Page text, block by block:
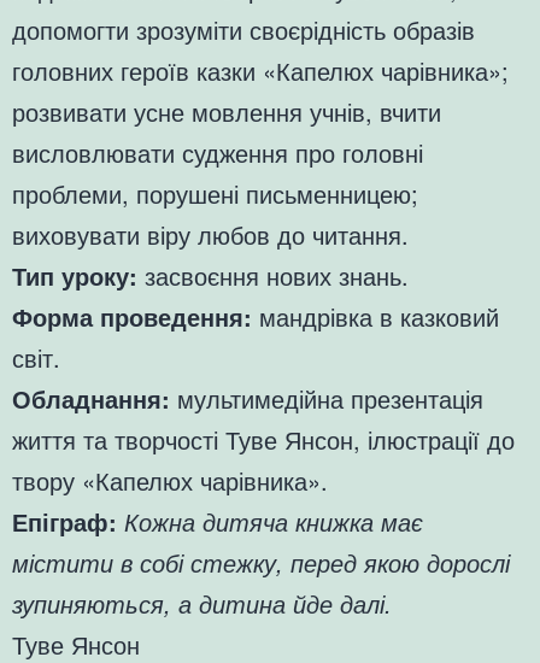
допомогти зрозуміти своєрідність образів
головних героїв казки «Капелюх чарівника»;
розвивати усне мовлення учнів, вчити
висловлювати судження про головні
проблеми, порушені письменницею;
виховувати віру любов до читання.
Тип уроку: засвоєння нових знань.
Форма проведення: мандрівка в казковий
світ.
Обладнання: мультимедійна презентація
життя та творчості Туве Янсон, ілюстрації до
твору «Капелюх чарівника».
Епіграф: Кожна дитяча книжка має
містити в собі стежку, перед якою дорослі
зупиняються, а дитина йде далі.
Туве Янсон